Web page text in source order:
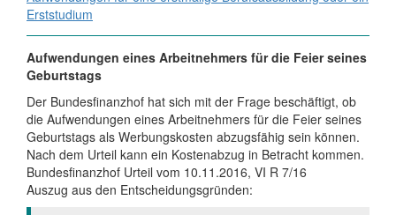
Erststudium
Aufwendungen eines Arbeitnehmers für die Feier seines
Geburtstags
Der Bundesfinanzhof hat sich mit der Frage beschäftigt, ob
die Aufwendungen eines Arbeitnehmers für die Feier seines
Geburtstags als Werbungskosten abzugsfähig sein können.
Nach dem Urteil kann ein Kostenabzug in Betracht kommen.
Bundesfinanzhof Urteil vom 10.11.2016, VI R 7/16
Auszug aus den Entscheidungsgründen: